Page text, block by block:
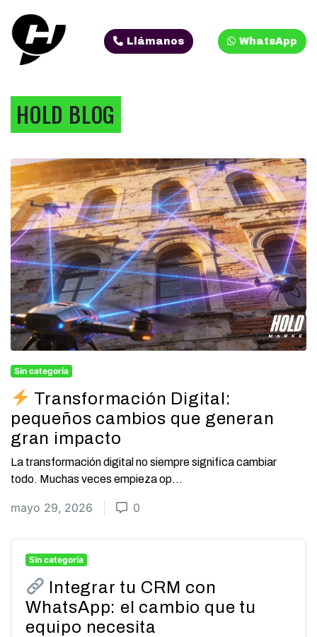
Llámanos WhatsApp
HOLD BLOG
Sin categoría
Transformación Digital:
pequeños cambios que generan
gran impacto
La transformación digital no siempre significa cambiar
todo. Muchas veces empieza op...
mayo 29, 2026 0
Sin categoría
Integrar tu CRM con
WhatsApp: el cambio que tu
equipo necesita